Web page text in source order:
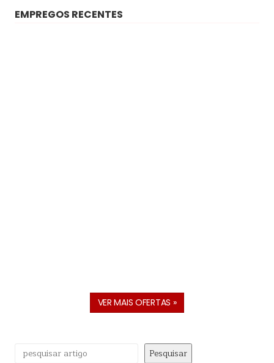
EMPREGOS RECENTES
VER MAIS OFERTAS »
Pesquisar Pesquisar